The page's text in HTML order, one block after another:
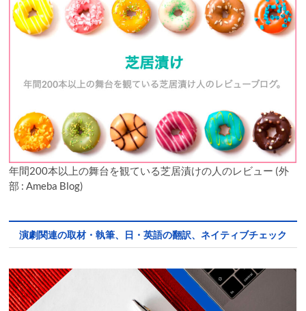
年間200本以上の舞台を観ている芝居漬けの人のレビュー (外
部 : Ameba Blog)
演劇関連の取材・執筆、日・英語の翻訳、ネイティブチェック